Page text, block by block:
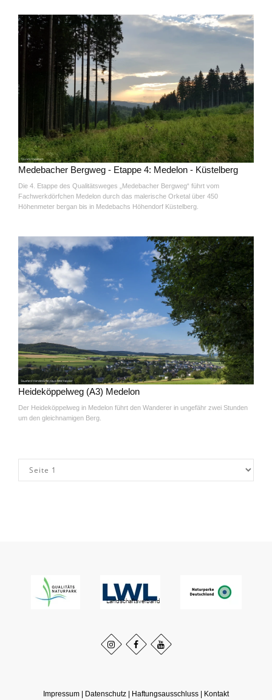
Medebacher Bergweg - Etappe 4: Medelon - Küstelberg
Die 4. Etappe des Qualitätsweges „Medebacher Bergweg“ führt vom
Fachwerkdörfchen Medelon durch das malerische Orketal über 450
Höhenmeter bergan bis in Medebachs Höhendorf Küstelberg.
Heideköppelweg (A3) Medelon
Der Heideköppelweg in Medelon führt den Wanderer in ungefähr zwei Stunden
um den gleichnamigen Berg.
Impressum Datenschutz Haftungsausschluss Kontakt